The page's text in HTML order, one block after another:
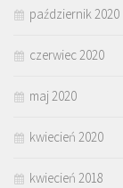
październik 2020
czerwiec 2020
maj 2020
kwiecień 2020
kwiecień 2018